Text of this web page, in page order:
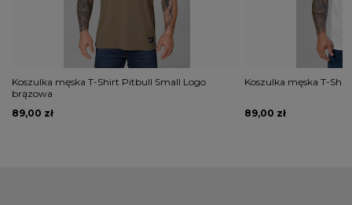
Koszulka męska T-Shirt Pitbull Small Logo
brązowa
89,00 zł
Koszulka męska T-
89,00 zł